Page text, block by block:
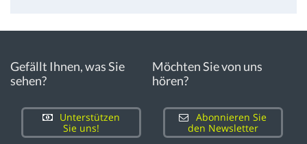
Gefällt Ihnen, was Sie
sehen?
Unterstützen
Sie uns!
Möchten Sie von uns
hören?
Abonnieren Sie
den Newsletter